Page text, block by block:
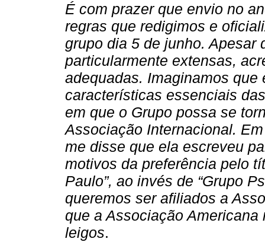
É com prazer que envio no
regras que redigimos e
grupo dia 5 de junho. Apesar
particularmente extensas,
adequadas. Imaginamos
características essenciais
em que o Grupo possa se
Associação Internacional.
me disse que ela escreveu
motivos da preferência pelo
Paulo”, ao invés de “Grupo
queremos ser afiliados a
que a Associação
leigos.